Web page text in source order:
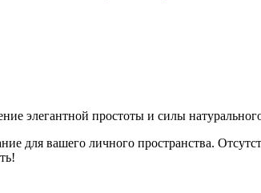
элегантной простоты и силы
для вашего личного пространства.